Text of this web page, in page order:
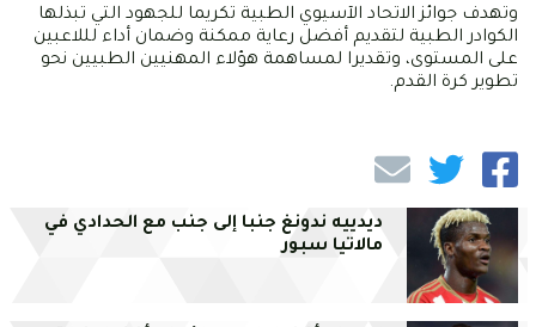
وتهدف جوائز الاتحاد الآسيوي الطبية تكريما للجهود التي تبذلها
الكوادر الطبية لتقديم أفضل رعاية ممكنة وضمان أداء لللاعبين
على المستوى، وتقديرا لمساهمة هؤلاء المهنيين الطبيين نحو
تطوير كرة القدم.
ديدييه ندونغ جنبا إلى جنب مع الحدادي في
مالاتيا سبور